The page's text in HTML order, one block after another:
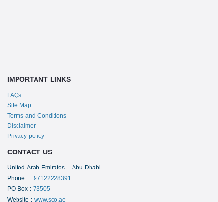
IMPORTANT LINKS
FAQs
Site Map
Terms and Conditions
Disclaimer
Privacy policy
CONTACT US
United Arab Emirates – Abu Dhabi
Phone : +97122228391
PO Box : 73505
Website : www.sco.ae